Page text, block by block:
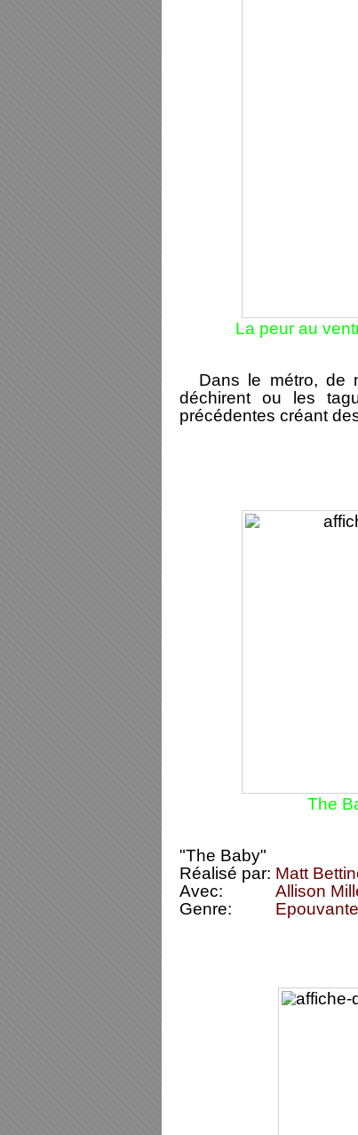
La peur au
Dans le métro, de
déchirent ou les
précédentes créant
The
"The Baby"
Réalisé par: Matt
Avec:
Allison
Genre: